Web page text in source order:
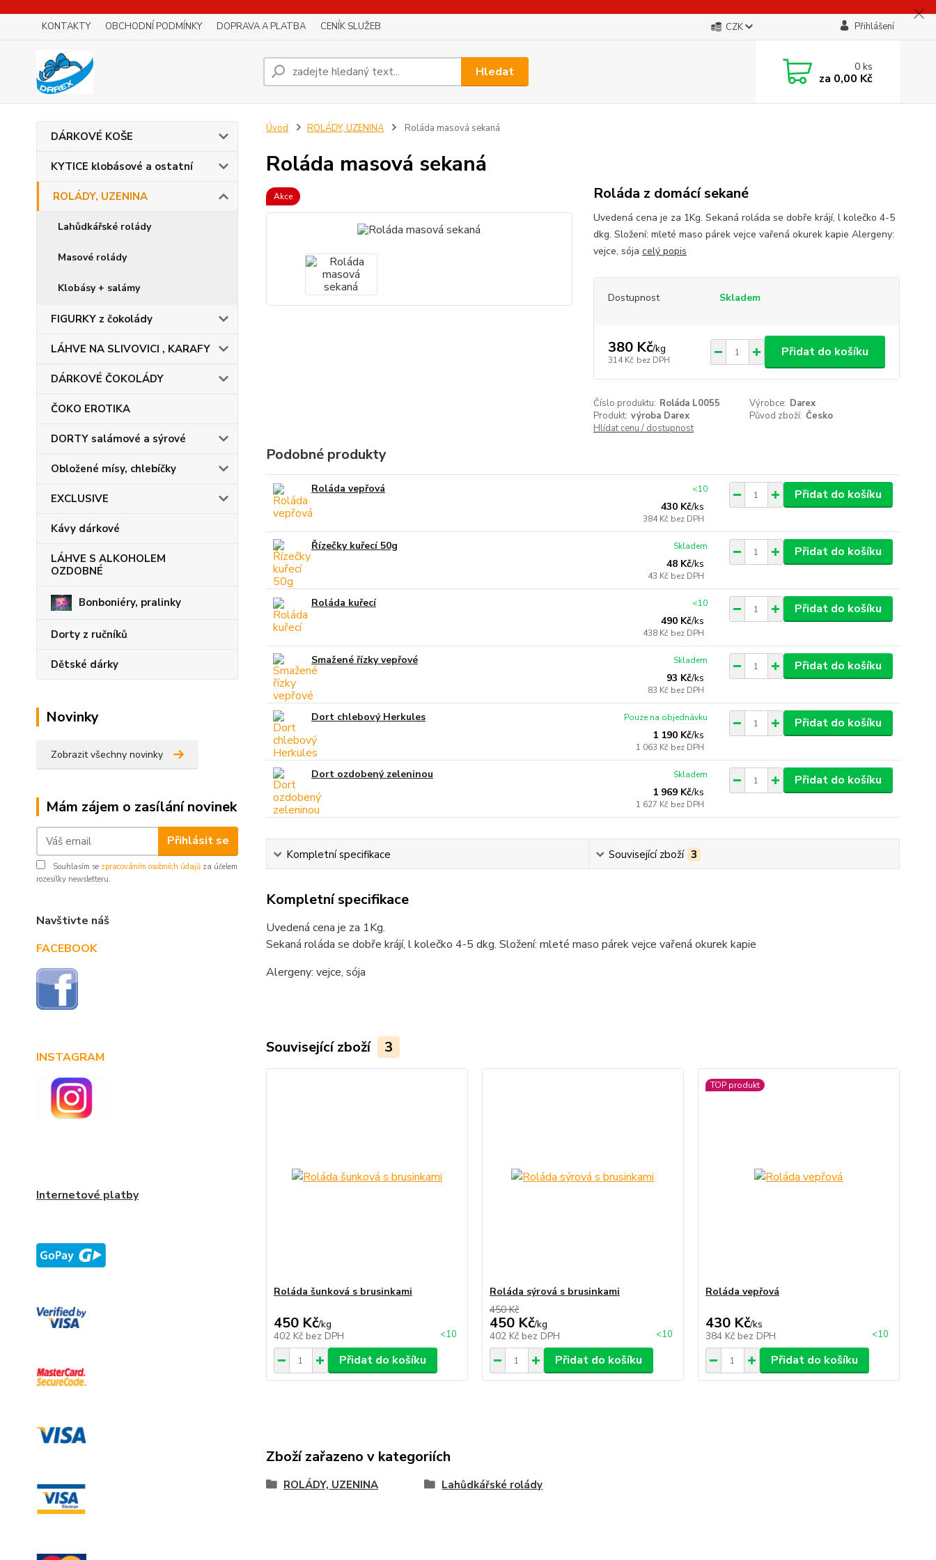
KONTAKTY OBCHODNÍ PODMÍNKY DOPRAVA A PLATBA CENÍK SLUŽEB CZK Přihlášení
Hledat 0ks
za 0,00 Kč
DÁRKOVÉ KOŠE
KYTICE klobásové a ostatní
ROLÁDY, UZENINA
Lahůdkářské rolády
Masové rolády
Klobásy + salámy
FIGURKY z čokolády
LÁHVE NA SLIVOVICI , KARAFY
DÁRKOVÉ ČOKOLÁDY
ČOKO EROTIKA
DORTY salámové a sýrové
Obložené mísy, chlebíčky
EXCLUSIVE
Kávy dárkové
LÁHVE S ALKOHOLEM
OZDOBNÉ
Bonboniéry, pralinky
Dorty z ručníků
Dětské dárky
Novinky
Zobrazit všechny novinky
Mám zájem o zasílání novinek
Přihlásit se
Souhlasím se zpracováním osobních údajů za účelem
rozesílky newsletteru.
Navštivte náš
FACEBOOK
INSTAGRAM
Internetové platby
Úvod ROLÁDY, UZENINA Roláda masová sekaná
Roláda masová sekaná
Akce Roláda z domácí sekané
Uvedená cena je za 1Kg. Sekaná roláda se dobře krájí, l kolečko 4-5
dkg. Složení: mleté maso párek vejce vařená okurek kapie Alergeny:
vejce, sója celý popis
Dostupnost Skladem
380 Kč/kg
314 Kč bez DPH
Přidat do košíku
Číslo produktu: Roláda L0055 Výrobce: Darex
Produkt: výroba Darex Původ zboží: Česko
Hlídat cenu / dostupnost
Podobné produkty
Roláda vepřová
430 Kč/ks
384 Kč bez DPH
<10 Přidat do košíku
Řízečky kuřecí 50g
48 Kč/ks
43 Kč bez DPH
Skladem Přidat do košíku
Roláda kuřecí
490 Kč/ks
438 Kč bez DPH
<10 Přidat do košíku
Smažené řízky vepřové
93 Kč/ks
83 Kč bez DPH
Skladem Přidat do košíku
Dort chlebový Herkules
1 190 Kč/ks
1 063 Kč bez DPH
Pouze na objednávku Přidat do košíku
Dort ozdobený zeleninou
1 969 Kč/ks
1 627 Kč bez DPH
Skladem Přidat do košíku
Kompletní specifikace Související zboží 3
Kompletní specifikace
Uvedená cena je za 1Kg.
Sekaná roláda se dobře krájí, l kolečko 4-5 dkg. Složení: mleté maso párek vejce vařená okurek kapie
Alergeny: vejce, sója
Související zboží 3
Roláda šunková s brusinkami
450 Kč/kg
402 Kč bez DPH <10
Přidat do košíku
Roláda sýrová s brusinkami
450 Kč
450 Kč/kg
402 Kč bez DPH <10
Přidat do košíku
TOP produkt
Roláda vepřová
430 Kč/ks
384 Kč bez DPH <10
Přidat do košíku
Zboží zařazeno v kategoriích
ROLÁDY, UZENINA Lahůdkářské rolády